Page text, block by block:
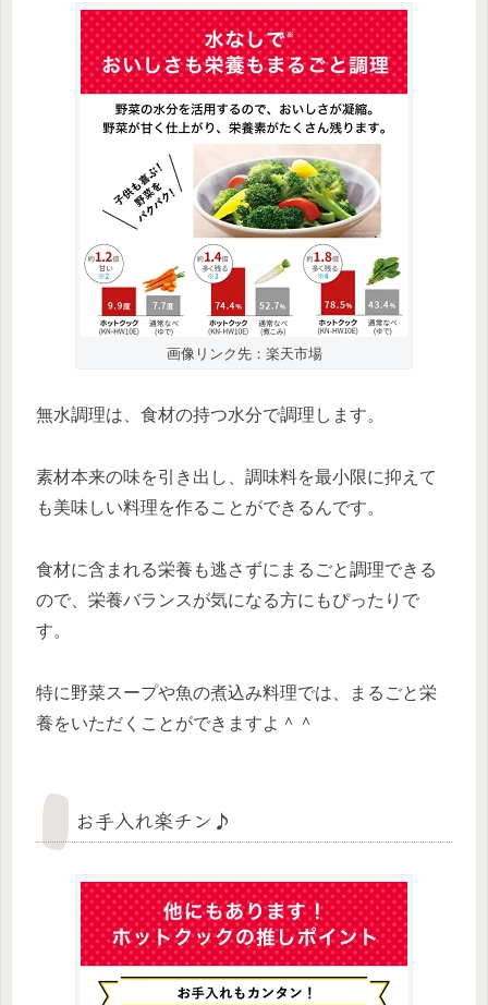
画像リンク先：楽天市場
無水調理は、食材の持つ水分で調理します。
素材本来の味を引き出し、調味料を最小限に抑えて
も美味しい料理を作ることができるんです。
食材に含まれる栄養も逃さずにまるごと調理できる
ので、栄養バランスが気になる方にもぴったりで
す。
特に野菜スープや魚の煮込み料理では、まるごと栄
養をいただくことができますよ＾＾
お手入れ楽チン♪